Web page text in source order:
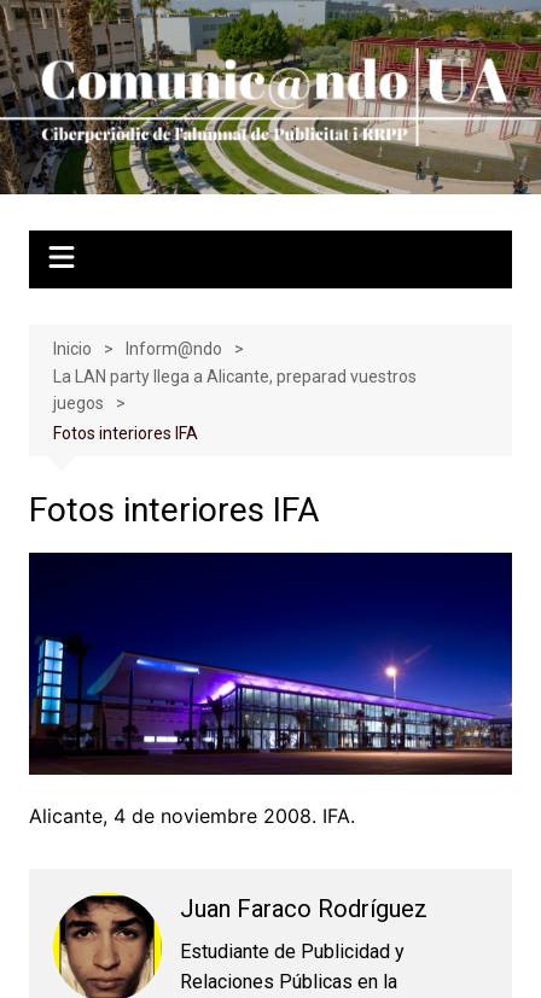
Saltar
al
contenido
Inicio
Inform@ndo
La LAN party llega a Alicante, preparad vuestros
juegos
Fotos interiores IFA
Fotos interiores IFA
Alicante, 4 de noviembre 2008. IFA.
Juan Faraco Rodríguez
Estudiante de Publicidad y
Relaciones Públicas en la